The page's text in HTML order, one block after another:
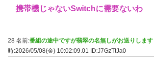
携帯機じゃないSwitchに需要ないわ
28 名前:番組の途中ですが翡翠の名無しがお送りします
時:2026/05/08(金) 10:02:09.01
ID:J7GzTtJa0